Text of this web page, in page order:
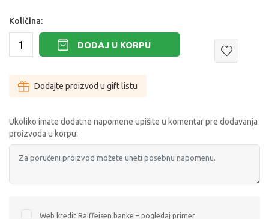
Količina:
DODAJ U KORPU
Dodajte proizvod u gift listu
Ukoliko imate dodatne napomene upišite u komentar pre dodavanja
proizvoda u korpu:
Web kredit Raiffeisen banke – pogledaj primer